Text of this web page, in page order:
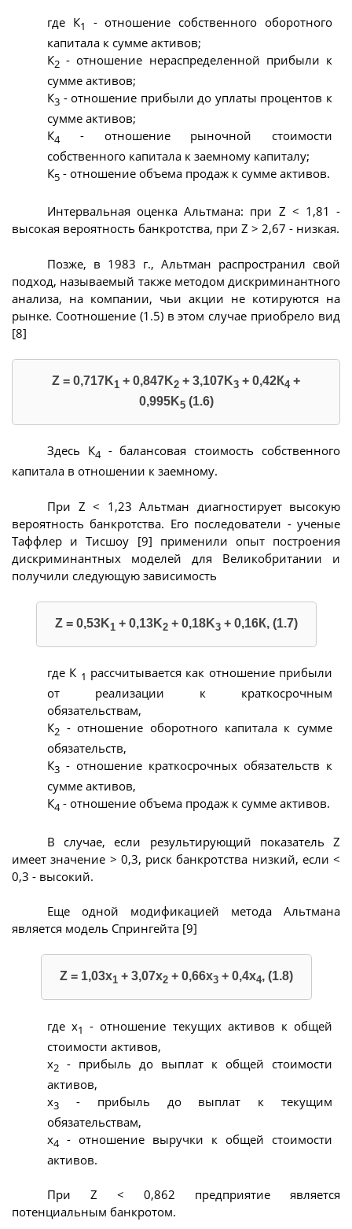
где К1
- отношение собственного оборотного
капитала к сумме активов;
К2 - отношение нераспределенной прибыли к
сумме активов;
К3 - отношение прибыли до уплаты процентов к
сумме активов;
К4 - отношение рыночной стоимости
собственного капитала к заемному капиталу;
К5 - отношение объема продаж к сумме активов.
Интервальная оценка Альтмана: при Z < 1,81 -
высокая вероятность банкротства, при Z > 2,67 - низкая.
Позже, в 1983 г., Альтман распространил свой
подход, называемый также методом дискриминантного
анализа, на компании, чьи акции не котируются на
рынке. Соотношение (1.5) в этом случае приобрело вид
[8]
Z = 0,717K1 + 0,847K2 + 3,107K3 + 0,42К4 +
0,995K5(1.6)
Здесь К4 - балансовая стоимость собственного
капитала в отношении к заемному.
При Z < 1,23 Альтман диагностирует высокую
вероятность банкротства. Его последователи - ученые
Таффлер и Тисшоу [9] применили опыт построения
дискриминантных моделей для Великобритании и
получили следующую зависимость
Z = 0,53K1 + 0,13K2+ 0,18K3+ 0,16К, (1.7)
где К 1 рассчитывается как отношение прибыли
от реализации к краткосрочным
обязательствам,
К2 - отношение оборотного капитала к сумме
обязательств,
К3 - отношение краткосрочных обязательств к
сумме активов,
К4 - отношение объема продаж к сумме активов.
В случае, если результирующий показатель Z
имеет значение > 0,3, риск банкротства низкий, если <
0,3 - высокий.
Еще одной модификацией метода Альтмана
является модель Спрингейта [9]
Z = 1,03x1 + 3,07x2+ 0,66x3+ 0,4x4, (1.8)
где х1 - отношение текущих активов к общей
стоимости активов,
х2 - прибыль до выплат к общей стоимости
активов,
х3 - прибыль до выплат к текущим
обязательствам,
х4 - отношение выручки к общей стоимости
активов.
При Z < 0,862 предприятие является
потенциальным банкротом.